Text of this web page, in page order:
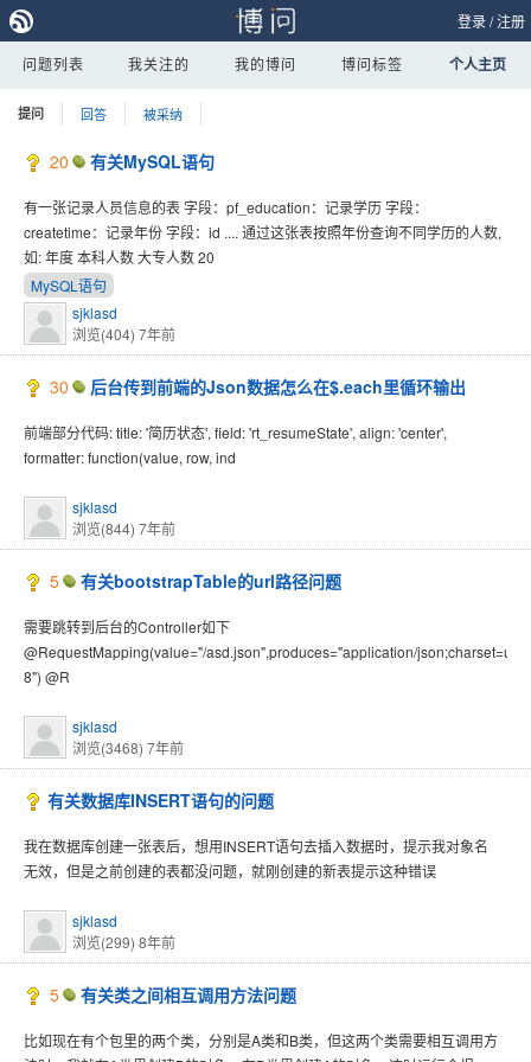
登录/注册
问题列表 我关注的 我的博问 博问标签 个人主页
提问 回答 被采纳
20 有关MySQL语句
有一张记录人员信息的表 字段：pf_education：记录学历 字段：
createtime：记录年份 字段：id .... 通过这张表按照年份查询不同学历的人数,
如: 年度 本科人数 大专人数 20
MySQL语句
sjklasd
浏览(404) 7年前
30 后台传到前端的Json数据怎么在$.each里循环输出
前端部分代码: title: '简历状态', field: 'rt_resumeState', align: 'center',
formatter: function(value, row, ind
sjklasd
浏览(844) 7年前
5 有关bootstrapTable的url路径问题
需要跳转到后台的Controller如下
@RequestMapping(value="/asd.json",produces="application/json;charset=utf-
8") @R
sjklasd
浏览(3468) 7年前
有关数据库INSERT语句的问题
我在数据库创建一张表后，想用INSERT语句去插入数据时，提示我对象名
无效，但是之前创建的表都没问题，就刚创建的新表提示这种错误
sjklasd
浏览(299) 8年前
5 有关类之间相互调用方法问题
比如现在有个包里的两个类，分别是A类和B类，但这两个类需要相互调用方